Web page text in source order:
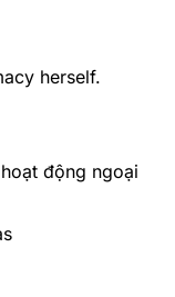
herself.
động ngoại